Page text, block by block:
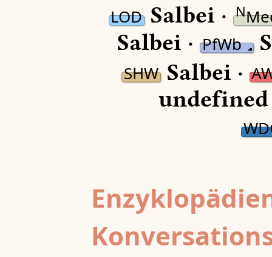
LODSalbei ·N
Salbei ·PfWb
SHWSalbei ·
undefined